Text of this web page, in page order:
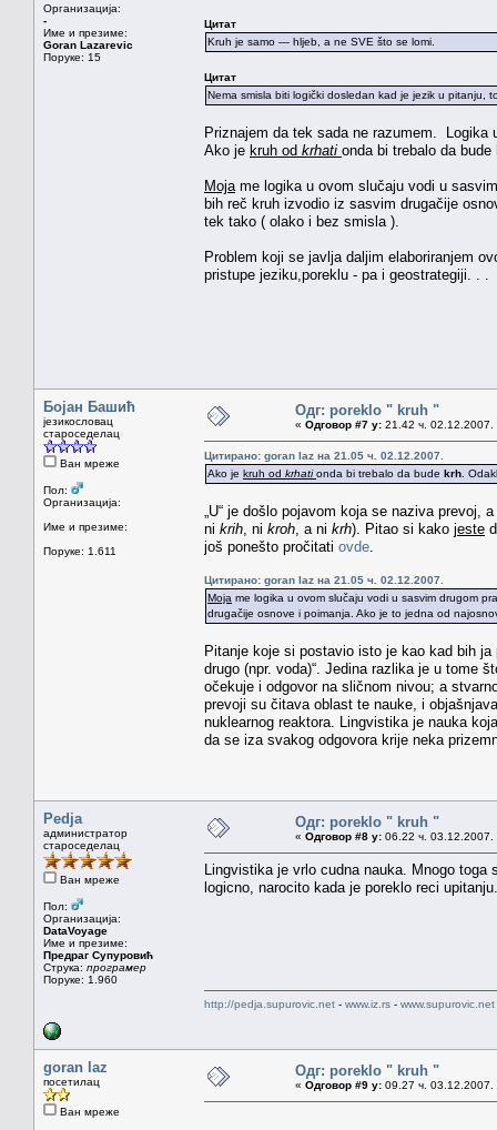
Организација:
-
Име и презиме:
Goran Lazarevic
Поруке: 15
Цитат
Kruh je samo — hljeb, a ne SVE što se lomi.
Цитат
Nema smisla biti logički dosledan kad je jezik u pitanju,
Priznajem da tek sada ne razumem. Logika
Ako je kruh od krhati onda bi trebalo da bude
Moja me logika u ovom slučaju vodi u
bih reč kruh izvodio iz sasvim drugačije
tek tako ( olako i bez smisla ).
Problem koji se javlja daljim elaboriranjem
pristupe jeziku,poreklu - pa i geostrategiji. . .
Бојан Башић
језикословац
староседелац
Ван мреже
Пол:
Организација:
Име и презиме:
Поруке: 1.611
Одг: poreklo " kruh "
« Одговор #7 у: 21.42 ч. 02.12.2007.
Цитирано: goran laz на 21.05 ч. 02.12.2007.
Ako je kruh od krhati onda bi trebalo da bude krh .
„U“ je došlo pojavom koja se naziva
ni krih , ni kroh , a ni krh). Pitao si kako jeste
još ponešto pročitati ovde
Цитирано: goran laz на 21.05 ч. 02.12.2007.
Moja me logika u ovom slučaju vodi u sasvim drugom
drugačije osnove i poimanja. Ako je to jedna od
Pitanje koje si postavio isto je kao kad bih
drugo (npr. voda)“. Jedina razlika je u tome
očekuje i odgovor na sličnom nivou; a
prevoji su čitava oblast te nauke, i
nuklearnog reaktora. Lingvistika je nauka
da se iza svakog odgovora krije neka
Pedja
администратор
староседелац
Ван мреже
Пол:
Организација:
DataVoyage
Име и презиме:
Предраг Супуровић
Струка: програмер
Поруке: 1.960
Одг: poreklo " kruh "
« Одговор #8 у: 06.22 ч. 03.12.2007.
Lingvistika je vrlo cudna nauka. Mnogo
logicno, narocito kada je poreklo reci upitanju.
http://pedja.supurovic.net - www.iz.rs - www.supurovic.net
goran laz
посетилац
Ван мреже
Одг: poreklo " kruh "
« Одговор #9 у: 09.27 ч. 03.12.2007.